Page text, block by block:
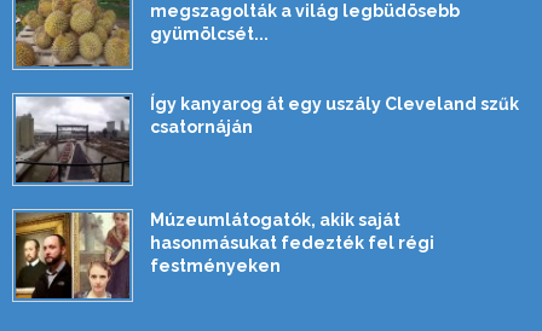
megszagolták a világ legbüdösebb
gyümölcsét...
Így kanyarog át egy uszály Cleveland szűk
csatornáján
Múzeumlátogatók, akik saját
hasonmásukat fedezték fel régi
festményeken